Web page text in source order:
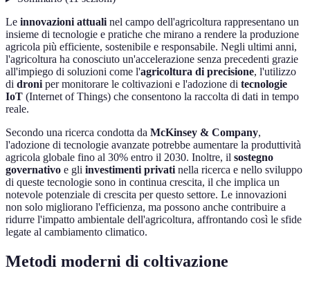
Le innovazioni attualinel campo dell'agricoltura rappresentano un
insieme di tecnologie e pratiche che mirano a rendere la produzione
agricola più efficiente, sostenibile e responsabile. Negli ultimi anni,
l'agricoltura ha conosciuto un'accelerazione senza precedenti grazie
all'impiego di soluzioni come l'agricoltura di precisione, l'utilizzo
di droniper monitorare le coltivazioni e l'adozione di tecnologie
IoT (Internet of Things) che consentono la raccolta di dati in tempo
reale.
Secondo una ricerca condotta da McKinsey & Company,
l'adozione di tecnologie avanzate potrebbe aumentare la produttività
agricola globale fino al 30% entro il 2030. Inoltre, il sostegno
governativo e gli investimenti privatinella ricerca e nello sviluppo
di queste tecnologie sono in continua crescita, il che implica un
notevole potenziale di crescita per questo settore. Le innovazioni
non solo migliorano l'efficienza, ma possono anche contribuire a
ridurre l'impatto ambientale dell'agricoltura, affrontando così le sfide
legate al cambiamento climatico.
Metodi moderni di coltivazione